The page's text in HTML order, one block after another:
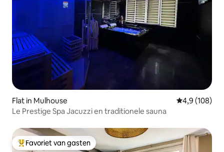
Flat in Mulhouse Gemiddelde
4,9 (108)
Le Prestige Spa Jacuzzi en traditionele sauna
Topfavoriet van gasten
Favoriet van gasten